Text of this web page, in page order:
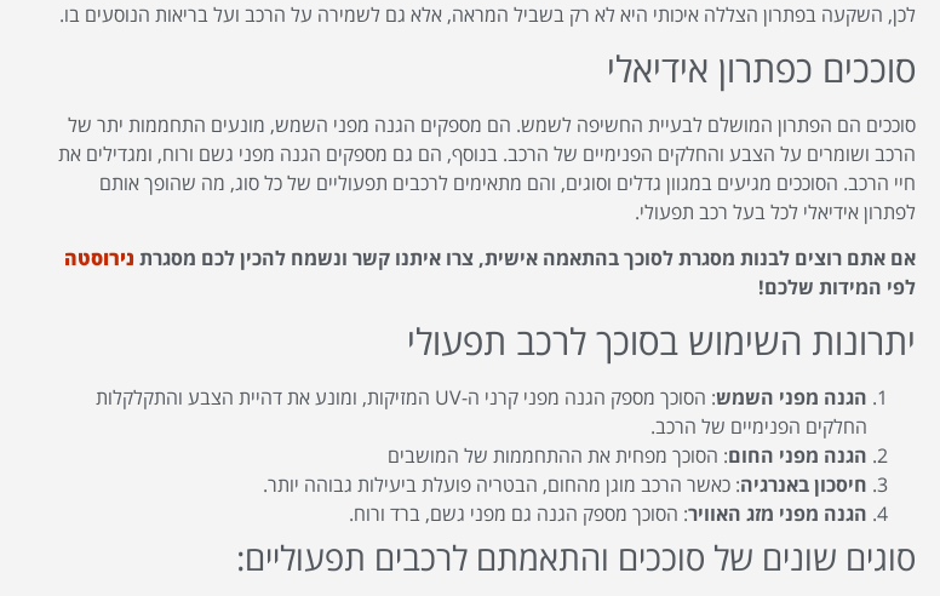
לכן, השקעה בפתרון הצללה איכותי היא לא רק בשביל המראה, אלא גם לשמירה על הרכב ועל בריאות הנוסעים בו.
סוככים כפתרון אידיאלי
סוככים הם הפתרון המושלם לבעיית החשיפה לשמש. הם מספקים הגנה מפני השמש, מונעים התחממות יתר של
הרכב ושומרים על הצבע והחלקים הפנימיים של הרכב. בנוסף, הם גם מספקים הגנה מפני גשם ורוח, ומגדילים את
חיי הרכב. הסוככים מגיעים במגוון גדלים וסוגים, והם מתאימים לרכבים תפעוליים של כל סוג, מה שהופך אותם
לפתרון אידיאלי לכל בעל רכב תפעולי.
אם אתם רוצים לבנות מסגרת לסוכך בהתאמה אישית, צרו איתנו קשר ונשמח להכין לכם מסגרת נירוסטה
לפי המידות שלכם!
יתרונות השימוש בסוכך לרכב תפעולי
הגנה מפני השמש
: הסוכך מספק הגנה מפני קרני ה-UV המזיקות, ומונע את דהיית הצבע והתקלקלות
החלקים הפנימיים של הרכב.
הגנה מפני החום: הסוכך מפחית את ההתחממות של המושבים
חיסכון באנרגיה: כאשר הרכב מוגן מהחום, הבטריה פועלת ביעילות גבוהה יותר.
הגנה מפני מזג האוויר: הסוכך מספק הגנה גם מפני גשם, ברד ורוח.
סוגים שונים של סוככים והתאמתם לרכבים תפעוליים: